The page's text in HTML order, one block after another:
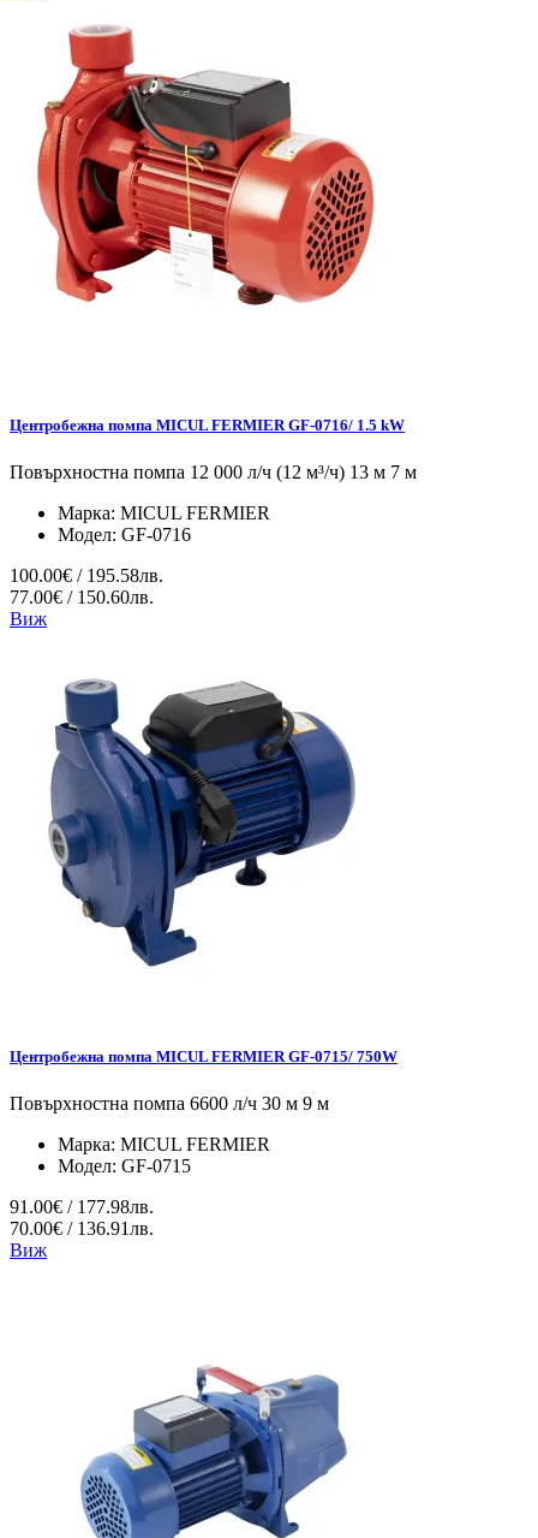
Центробежна помпа MICUL FERMIER GF-0716/ 1.5 kW
Повърхностна помпа 12 000 л/ч (12 м³/ч) 13 м 7 м
Марка: MICUL FERMIER
Модел: GF-0716
100.00€ / 195.58лв.
77.00€ / 150.60лв.
Виж
Центробежна помпа MICUL FERMIER GF-0715/ 750W
Повърхностна помпа 6600 л/ч 30 м 9 м
Марка: MICUL FERMIER
Модел: GF-0715
91.00€ / 177.98лв.
70.00€ / 136.91лв.
Виж